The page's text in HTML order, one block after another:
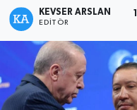
KEVSER ARSLAN
EDITÖR
Kültür - Sanat
Yaşam